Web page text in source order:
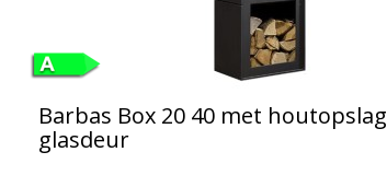
Barbas Box 20 40 met houtopslag
glasdeur